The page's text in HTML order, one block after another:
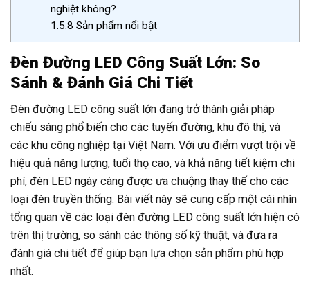
nghiệt không?
1.5.8 Sản phẩm nổi bật
Đèn Đường LED Công Suất Lớn: So
Sánh & Đánh Giá Chi Tiết
Đèn đường LED công suất lớn đang trở thành giải pháp
chiếu sáng phổ biến cho các tuyến đường, khu đô thị, và
các khu công nghiệp tại Việt Nam. Với ưu điểm vượt trội về
hiệu quả năng lượng, tuổi thọ cao, và khả năng tiết kiệm chi
phí, đèn LED ngày càng được ưa chuộng thay thế cho các
loại đèn truyền thống. Bài viết này sẽ cung cấp một cái nhìn
tổng quan về các loại đèn đường LED công suất lớn hiện có
trên thị trường, so sánh các thông số kỹ thuật, và đưa ra
đánh giá chi tiết để giúp bạn lựa chọn sản phẩm phù hợp
nhất.